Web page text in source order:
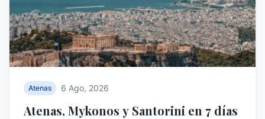
Atenas 6 Ago, 2026
Atenas, Mykonos y Santorini en 7 días